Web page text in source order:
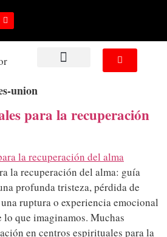
union
para la recuperación
la recuperación del alma: guía
profunda tristeza, pérdida de
ruptura o experiencia emocional
lo que imaginamos. Muchas
en centros espirituales para la